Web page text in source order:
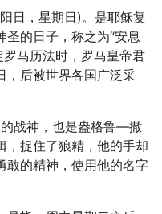
日，星期日)。是耶稣复
的日子，称之为“安息
罗马历法时，罗马皇帝君
，后被世界各国广泛采
的战神，也是盎格鲁—撒
，捉住了狼精，他的手却
敢的精神，使用他的名字